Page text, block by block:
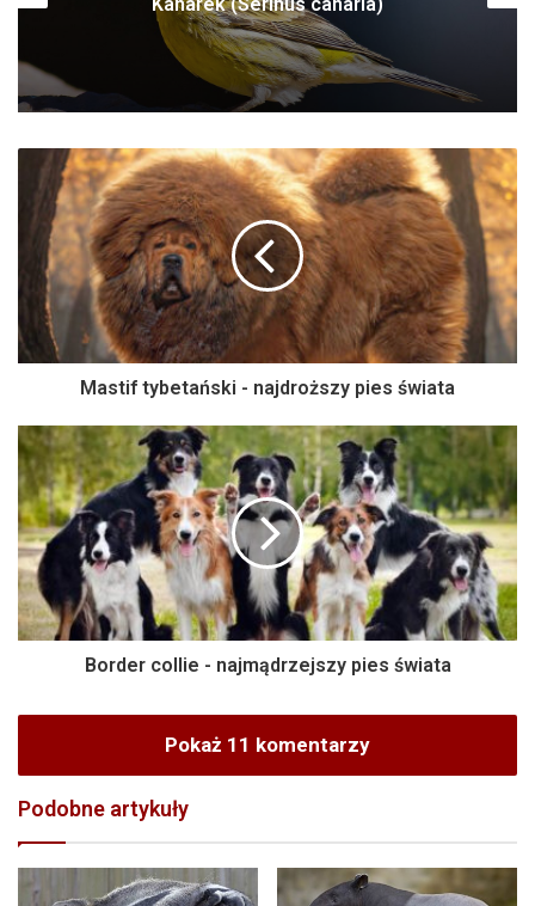
Mastif tybetański - najdroższy pies świata
Border collie - najmądrzejszy pies świata
Pokaż 11 komentarzy
Podobne artykuły